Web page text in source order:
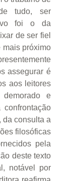
tudo, ser
foi o da
de ser fiel
mais próximo
assegurar é
aos leitores
e
da consulta a
filosóficas
pela
deste texto
notável por